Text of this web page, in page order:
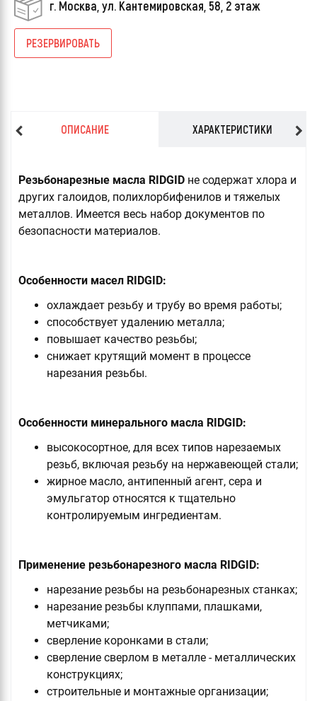
г. Москва, ул. Кантемировская, 58, 2 этаж
РЕЗЕРВИРОВАТЬ
ОПИСАНИЕ ХАРАКТЕРИСТИКИ
Резьбонарезные масла RIDGID не содержат хлора и
других галоидов, полихлорбифенилов и тяжелых
металлов. Имеется весь набор документов по
безопасности материалов.
Особенности масел RIDGID:
охлаждает резьбу и трубу во время работы;
способствует удалению металла;
повышает качество резьбы;
снижает крутящий момент в процессе
нарезания резьбы.
Особенности минерального масла RIDGID:
высокосортное, для всех типов нарезаемых
резьб, включая резьбу на нержавеющей стали;
жирное масло, антипенный агент, сера и
эмульгатор относятся к тщательно
контролируемым ингредиентам.
Применение резьбонарезного масла RIDGID:
нарезание резьбы на резьбонарезных станках;
нарезание резьбы клуппами, плашками,
метчиками;
сверление коронками в стали;
сверление сверлом в металле - металлических
конструкциях;
строительные и монтажные организации;